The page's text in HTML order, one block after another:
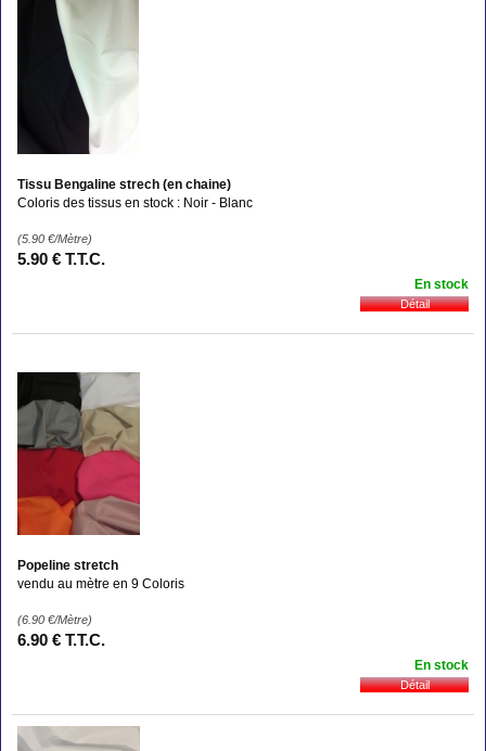
Tissu Bengaline strech (en chaine)
Coloris des tissus en stock : Noir - Blanc
(5.90 €/Mètre)
5.90 € T.T.C.
En stock
Popeline stretch
vendu au mètre en 9 Coloris
(6.90 €/Mètre)
6.90 € T.T.C.
En stock